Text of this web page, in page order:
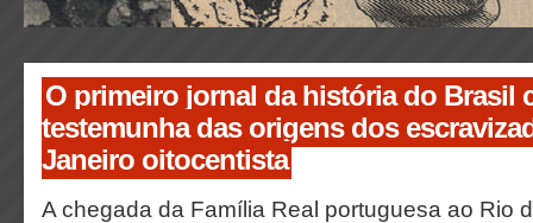
O primeiro jornal da história do Brasil
testemunha das origens dos
Janeiro oitocentista
A chegada da Família Real portuguesa ao Rio